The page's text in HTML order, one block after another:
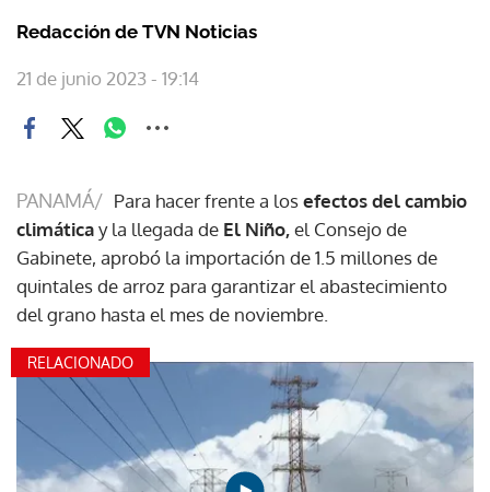
Redacción de TVN Noticias
21 de junio 2023 - 19:14
PANAMÁ/ Para hacer frente a losefectos del cambio
climáticay la llegada de El Niño,el Consejo de
Gabinete, aprobó la importación de 1.5 millones de
quintales de arroz para garantizar el abastecimiento
del grano hasta el mes de noviembre.
RELACIONADO